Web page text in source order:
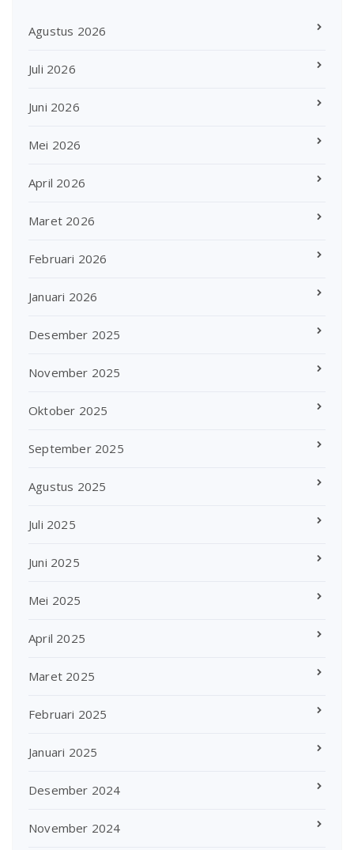
Agustus 2026
Juli 2026
Juni 2026
Mei 2026
April 2026
Maret 2026
Februari 2026
Januari 2026
Desember 2025
November 2025
Oktober 2025
September 2025
Agustus 2025
Juli 2025
Juni 2025
Mei 2025
April 2025
Maret 2025
Februari 2025
Januari 2025
Desember 2024
November 2024